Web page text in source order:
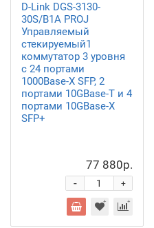
D-Link DGS-3130-
30S/B1A PROJ
Управляемый
стекируемый1
коммутатор 3 уровня
с 24 портами
1000Base-X SFP, 2
портами 10GBase-T и 4
портами 10GBase-X
SFP+
77 880р.
+
-